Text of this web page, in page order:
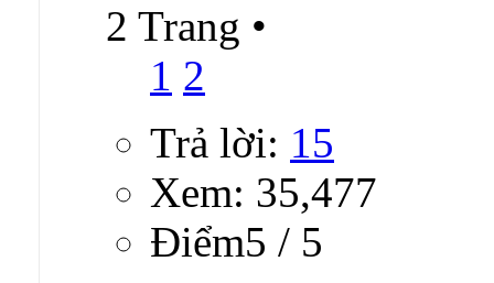
2 Trang •
1 2
Trả lời: 15
Xem: 35,477
Ðiểm5 / 5